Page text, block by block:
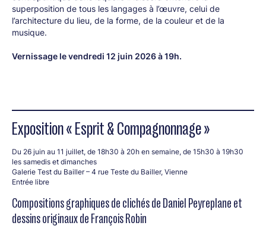
superposition de tous les langages à l’œuvre, celui de
l’architecture du lieu, de la forme, de la couleur et de la
musique.
Vernissage le vendredi 12 juin 2026 à 19h.
Exposition « Esprit & Compagnonnage »
Du 26 juin au 11 juillet, de 18h30 à 20h en semaine, de 15h30 à 19h30
les samedis et dimanches
Galerie Test du Bailler – 4 rue Teste du Bailler, Vienne
Entrée libre
Compositions graphiques de clichés de Daniel Peyreplane et
dessins originaux de François Robin